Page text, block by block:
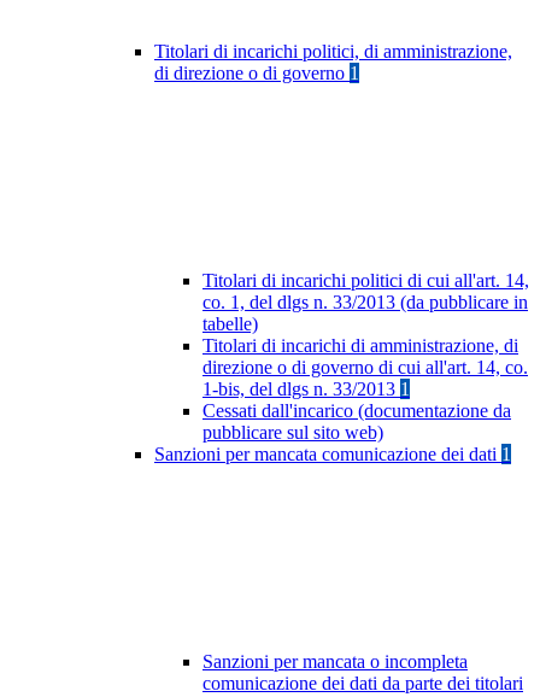
Titolari di incarichi politici, di amministrazione,
di direzione o di governo 1
Titolari di incarichi politici di cui all'art. 14,
co. 1, del dlgs n. 33/2013 (da pubblicare in
tabelle)
Titolari di incarichi di amministrazione, di
direzione o di governo di cui all'art. 14, co.
1-bis, del dlgs n. 33/2013 1
Cessati dall'incarico (documentazione da
pubblicare sul sito web)
Sanzioni per mancata comunicazione dei dati 1
Sanzioni per mancata o incompleta
comunicazione dei dati da parte dei titolari